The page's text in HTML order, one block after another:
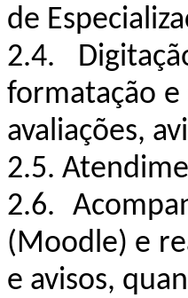
de
2.4.
formatação e
avaliações,
2.5.
2.6.
(Moodle) e
e avisos,